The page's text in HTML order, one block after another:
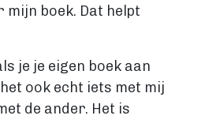
boek. Dat helpt
je je eigen boek aan
ook echt iets met mij
de ander. Het is